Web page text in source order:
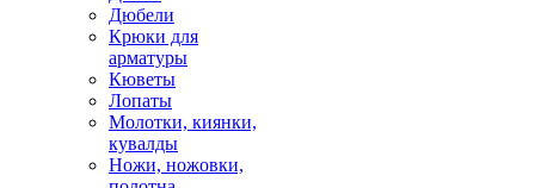
Дюбели
Крюки для
арматуры
Кюветы
Лопаты
Молотки, киянки,
кувалды
Ножи, ножовки,